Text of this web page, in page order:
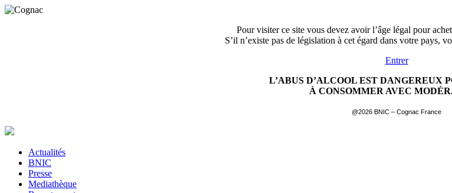
Pour visiter ce site vous devez avoir l’âge légal pour
S’il n’existe pas de législation à cet égard dans votre pays,
Entrer
L’ABUS D’ALCOOL EST DANGEREUX
À CONSOMMER AVEC
@2026 BNIC – Cognac France
Actualités
BNIC
Presse
Mediathèque